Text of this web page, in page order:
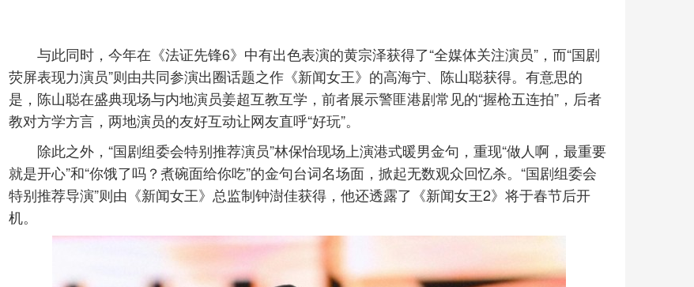
与此同时，今年在《法证先锋6》中有出色表演的黄宗泽获得了“全媒体关注演员”，而“国剧
荧屏表现力演员”则由共同参演出圈话题之作《新闻女王》的高海宁、陈山聪获得。有意思的
是，陈山聪在盛典现场与内地演员姜超互教互学，前者展示警匪港剧常见的“握枪五连拍”，后者
教对方学方言，两地演员的友好互动让网友直呼“好玩”。
除此之外，“国剧组委会特别推荐演员”林保怡现场上演港式暖男金句，重现“做人啊，最重要
就是开心”和“你饿了吗？煮碗面给你吃”的金句台词名场面，掀起无数观众回忆杀。“国剧组委会
特别推荐导演”则由《新闻女王》总监制钟澍佳获得，他还透露了《新闻女王2》将于春节后开
机。